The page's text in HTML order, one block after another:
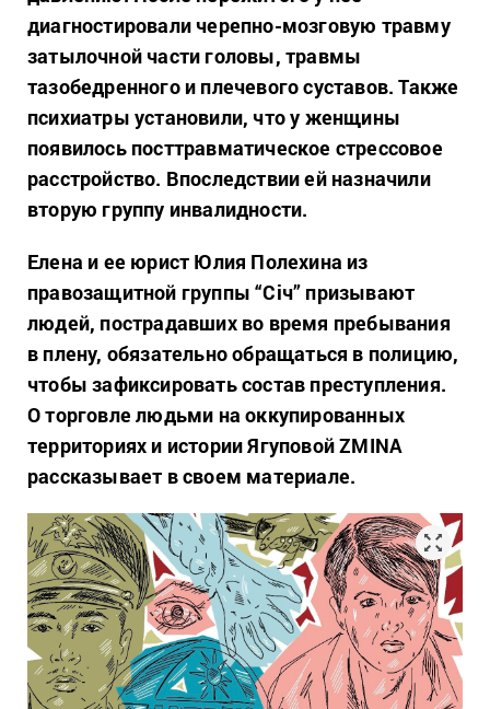
диагностировали черепно-мозговую травму
затылочной части головы, травмы
тазобедренного и плечевого суставов. Также
психиатры установили, что у женщины
появилось посттравматическое стрессовое
расстройство. Впоследствии ей назначили
вторую группу инвалидности.
Елена и ее юрист Юлия Полехина из
правозащитной группы “Січ” призывают
людей, пострадавших во время пребывания
в плену, обязательно обращаться в полицию,
чтобы зафиксировать состав преступления.
О торговле людьми на оккупированных
территориях и истории Ягуповой ZMINA
рассказывает в своем материале.